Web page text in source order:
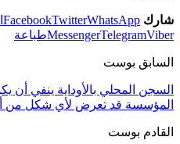
شارك FacebookTwitterWhatsApp
MessengerTelegramViber طباعة
السابق بوست
السجن المحلي بالأوداية ينفي أن
المؤسسة قد تعرض لأي شكل من
القادم بوست